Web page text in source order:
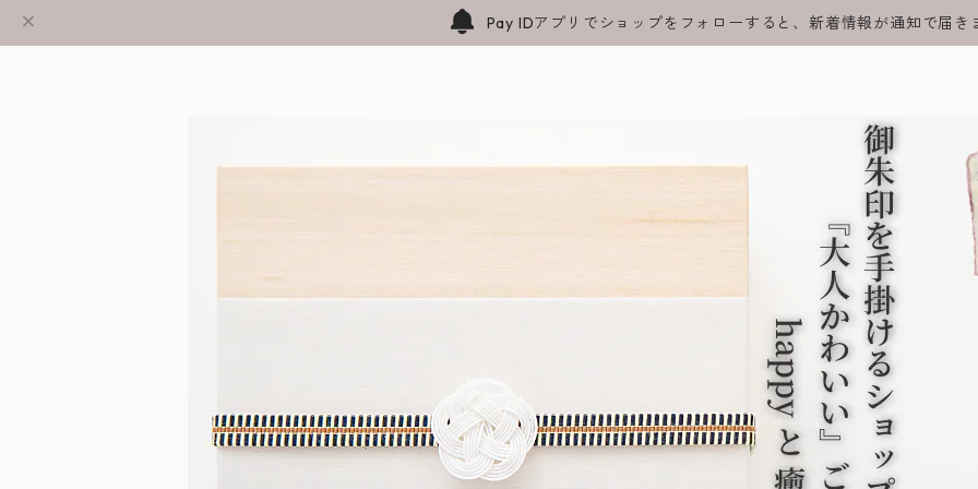
Pay IDアプリでショップをフォローすると、新着情報が通知で届き